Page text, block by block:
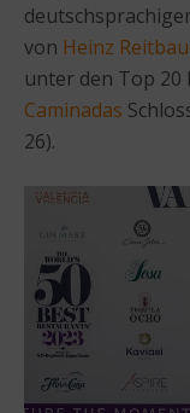
von Heinz
unter den Top
Caminadas
26).